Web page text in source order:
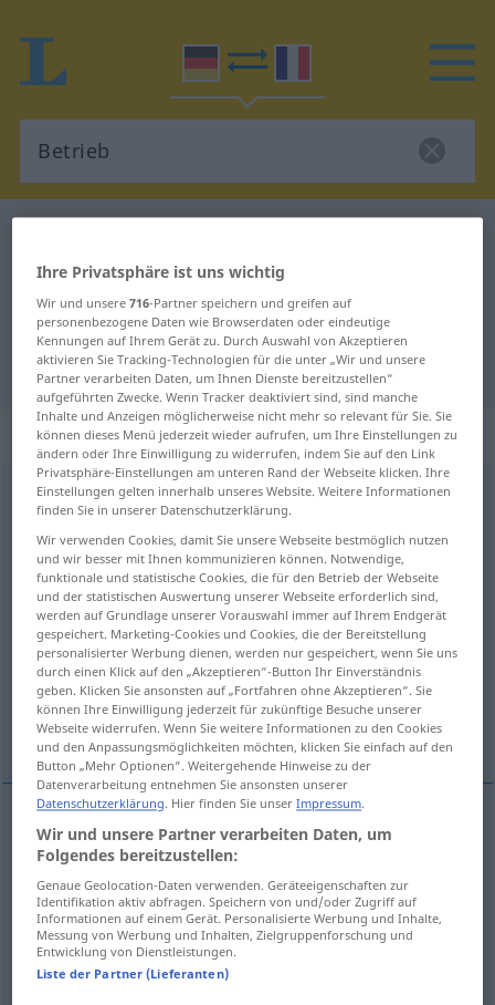
Deutsch-Französisch Übersetzung
für "Betrieb"
"Betrieb" Französisch Übersetzung
„Betrieb“: Maskulinum
Betrieb [bəˈtriːp]m <Betriebe̸s;Betriebe>
Übersicht aller Übersetzungen
(Für mehr Details die Übersetzung anklicken/antippen)
entreprise, établissement, exploitation
marche, fonctionnement
animation, remue-ménage
entreprise f Betrieb (≈ Unternehmen)
établissementm Betrieb
exploitationf Betrieb meist
Ihre Privatsphäre ist uns wichtig
Wir und unsere716-Partner speichern und greifen auf
personenbezogene Daten wie Browserdaten oder eindeutige
Kennungen auf Ihrem Gerät zu. Durch Auswahl von Akzeptieren
aktivieren Sie Tracking-Technologien für die unter „Wir und unsere
Partner verarbeiten Daten, um Ihnen Dienste bereitzustellen“
aufgeführten Zwecke. Wenn Tracker deaktiviert sind, sind manche
Inhalte und Anzeigen möglicherweise nicht mehr so relevant für Sie. Sie
können dieses Menü jederzeit wieder aufrufen, um Ihre Einstellungen zu
ändern oder Ihre Einwilligung zu widerrufen, indem Sie auf den Link
Privatsphäre-Einstellungen am unteren Rand der Webseite klicken. Ihre
Einstellungen gelten innerhalb unseres Website. Weitere Informationen
finden Sie in unserer Datenschutzerklärung.
Wir verwenden Cookies, damit Sie unsere Webseite bestmöglich nutzen
und wir besser mit Ihnen kommunizieren können. Notwendige,
funktionale und statistische Cookies, die für den Betrieb der Webseite
und der statistischen Auswertung unserer Webseite erforderlich sind,
werden auf Grundlage unserer Vorauswahl immer auf Ihrem Endgerät
gespeichert. Marketing-Cookies und Cookies, die der Bereitstellung
personalisierter Werbung dienen, werden nur gespeichert, wenn Sie uns
durch einen Klick auf den „Akzeptieren“-Button Ihr Einverständnis
geben. Klicken Sie ansonsten auf „Fortfahren ohne Akzeptieren“. Sie
können Ihre Einwilligung jederzeit für zukünftige Besuche unserer
Webseite widerrufen. Wenn Sie weitere Informationen zu den Cookies
und den Anpassungsmöglichkeiten möchten, klicken Sie einfach auf den
Button „Mehr Optionen“. Weitergehende Hinweise zu der
Datenverarbeitung entnehmen Sie ansonsten unserer
Datenschutzerklärung. Hier finden Sie unserImpressum.
Wir und unsere Partner verarbeiten Daten, um
Folgendes bereitzustellen:
Genaue Geolocation-Daten verwenden. Geräteeigenschaften zur
Identifikation aktiv abfragen. Speichern von und/oder Zugriff auf
Informationen auf einem Gerät. Personalisierte Werbung und Inhalte,
Messung von Werbung und Inhalten, Zielgruppenforschung und
Entwicklung von Dienstleistungen.
Liste der Partner (Lieferanten)